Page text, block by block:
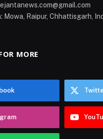
Mowa, Raipur, Chhattisgarh,
MORE